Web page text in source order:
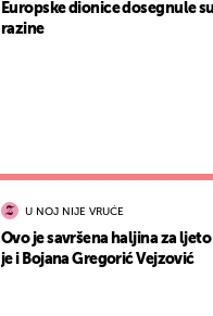
Europske dionice dosegnule
razine
U NOJ NIJE VRUĆE
Ovo je savršena haljina za
je i Bojana Gregorić Vejzović